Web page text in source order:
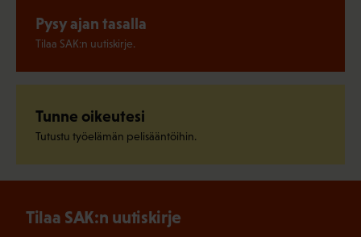
Pysy ajan tasalla
Tilaa SAK:n uutiskirje.
Tunne oikeutesi
Tutustu työelämän pelisääntöihin.
Tilaa SAK:n uutiskirje